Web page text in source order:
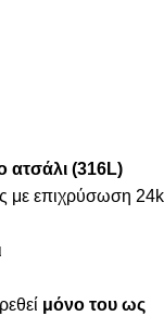
ατσάλι (316L)
με επιχρύσωση 24k
μόνο του ως